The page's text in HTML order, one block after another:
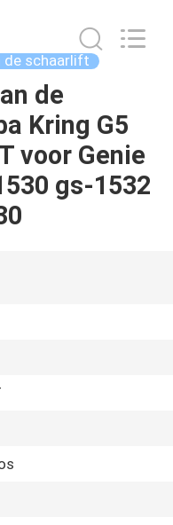
de schaarlift
de
Kring G5
voor Genie
gs-1532